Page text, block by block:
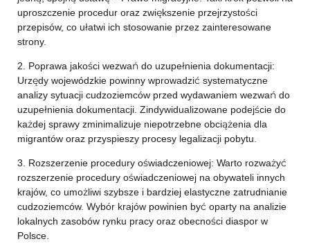
uproszczenie procedur oraz zwiększenie przejrzystości
przepisów, co ułatwi ich stosowanie przez zainteresowane
strony.
2. Poprawa jakości wezwań do uzupełnienia dokumentacji:
Urzędy wojewódzkie powinny wprowadzić systematyczne
analizy sytuacji cudzoziemców przed wydawaniem wezwań do
uzupełnienia dokumentacji. Zindywidualizowane podejście do
każdej sprawy zminimalizuje niepotrzebne obciążenia dla
migrantów oraz przyspieszy procesy legalizacji pobytu.
3. Rozszerzenie procedury oświadczeniowej: Warto rozważyć
rozszerzenie procedury oświadczeniowej na obywateli innych
krajów, co umożliwi szybsze i bardziej elastyczne zatrudnianie
cudzoziemców. Wybór krajów powinien być oparty na analizie
lokalnych zasobów rynku pracy oraz obecności diaspor w
Polsce.